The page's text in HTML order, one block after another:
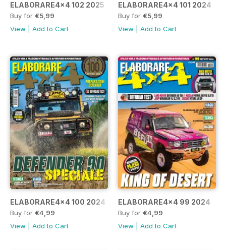
ELABORARE4x4 102 2025
Buy for €5,99
View
Add to Cart
ELABORARE4x4 101 2024
Buy for €5,99
View
Add to Cart
ELABORARE4x4 100 2024
Buy for €4,99
View
Add to Cart
ELABORARE4x4 99 2024
Buy for €4,99
View
Add to Cart